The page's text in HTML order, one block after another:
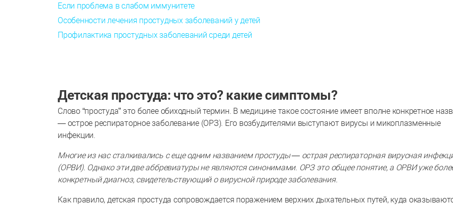
Если проблема в слабом иммунитете
Особенности лечения простудных заболеваний у детей
Профилактика простудных заболеваний среди детей
Детская простуда: что это? какие симптомы?
Слово “простуда” это более обиходный термин. В медицине такое состояние имеет вполне конкретное
— острое респираторное заболевание (ОРЗ). Его возбудителями выступают вирусы и микоплазменные
инфекции.
Многие из нас сталкивались с еще одним названием простуды — острая респираторная вирусная
(ОРВИ). Однако эти две аббревиатуры не являются синонимами. ОРЗ это общее понятие, а ОРВИ уже
конкретный диагноз, свидетельствующий о вирусной природе заболевания.
Как правило, детская простуда сопровождается поражением верхних дыхательных путей, куда